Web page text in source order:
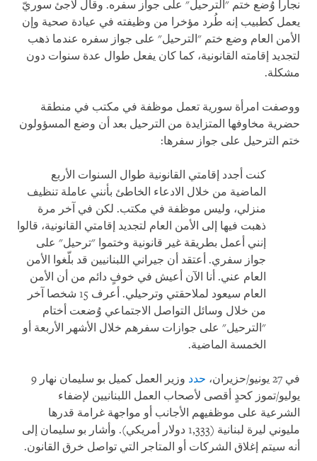
نجارا وُضع ختم "الترحيل" على جواز سفره. وقال لاجئ سوريّ
يعمل كطبيب إنه طُرد مؤخرا من وظيفته في عيادة صحية وإن
الأمن العام وضع ختم "الترحيل" على جواز سفره عندما ذهب
لتجديد إقامته القانونية، كما كان يفعل طوال عدة سنوات دون
مشكلة.
ووصفت امرأة سورية تعمل موظفة في مكتب في منطقة
حضرية مخاوفها المتزايدة من الترحيل بعد أن وضع المسؤولون
ختم الترحيل على جواز سفرها:
كنت أجدد إقامتي القانونية طوال السنوات الأربع
الماضية من خلال الادعاء الخاطئ بأنني عاملة تنظيف
منزلي، وليس موظفة في مكتب. لكن في آخر مرة
ذهبت فيها إلى الأمن العام لتجديد إقامتي القانونية، قالوا
إنني أعمل بطريقة غير قانونية وختموا "ترحيل" على
جواز سفري. أعتقد أن جيراني اللبنانيين قد بلّغوا الأمن
العام عني. أنا الآن أعيش في خوفٍ دائم من أن الأمن
العام سيعود لملاحقتي وترحيلي. أعرف 15 شخصا آخر
من خلال وسائل التواصل الاجتماعي وُضعت أختام
"الترحيل" على جوازات سفرهم خلال الأشهر الأربعة أو
الخمسة الماضية.
في 27 يونيو/حزيران، حدد
وزير العمل كميل بو سليمان نهار 9
يوليو/تموز كحدٍ أقصى لأصحاب العمل اللبنانيين لإضفاء
الشرعية على موظفيهم الأجانب أو مواجهة غرامة قدرها
مليوني ليرة لبنانية (1,333 دولار أمريكي). وأشار بو سليمان إلى
أنه سيتم إغلاق الشركات أو المتاجر التي تواصل خرق القانون.